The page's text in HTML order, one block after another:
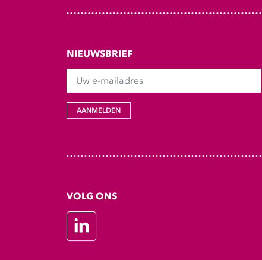
NIEUWSBRIEF
AANMELDEN
VOLG ONS
LinkedIn